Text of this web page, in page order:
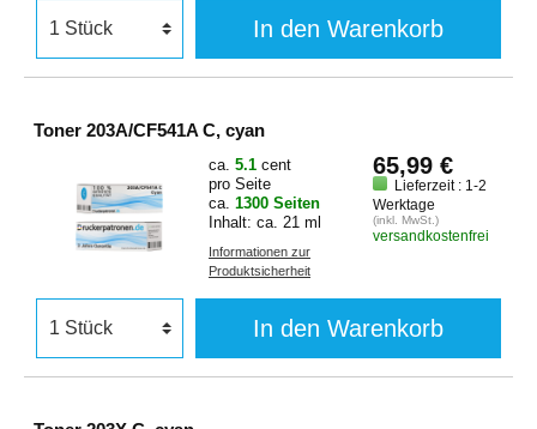
In den Warenkorb
Toner 203A/CF541A C, cyan
ca. 5.1 cent
pro Seite
ca. 1300 Seiten
Inhalt: ca. 21 ml
Informationen zur
Produktsicherheit
65,99 €
Lieferzeit : 1-2
Werktage
(inkl. MwSt.)
versandkostenfrei
In den Warenkorb